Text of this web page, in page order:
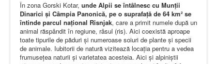
În zona Gorski Kotar, unde Alpii se întâlnesc cu Munţii
Dinarici şi Câmpia Panonică, pe o suprafaţă de 64 km² se
întinde parcul naţional Risnjak, care a primit numele după un
animal răspândit în regiune, râsul (ris). Aici coexistă aproape
toate tipurile de păduri şi numeroase soiuri de plante şi specii
de animale. Iubitorii de natură vizitează locaţia pentru a vedea
frumuseţea naturii şi varietatea acesteia. Aici şi alpiniștii